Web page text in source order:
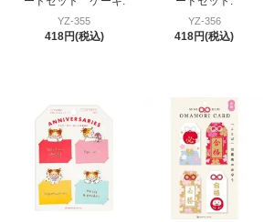
YZ-355
418円(税込)
YZ-356
418円(税込)